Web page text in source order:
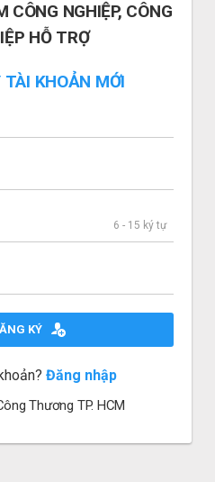
CÔNG NGHIỆP, CÔNG
HỖ TRỢ
KHOẢN MỚI
6 - 15 ký tự
KÝ
Đăng nhập
Thương TP. HCM